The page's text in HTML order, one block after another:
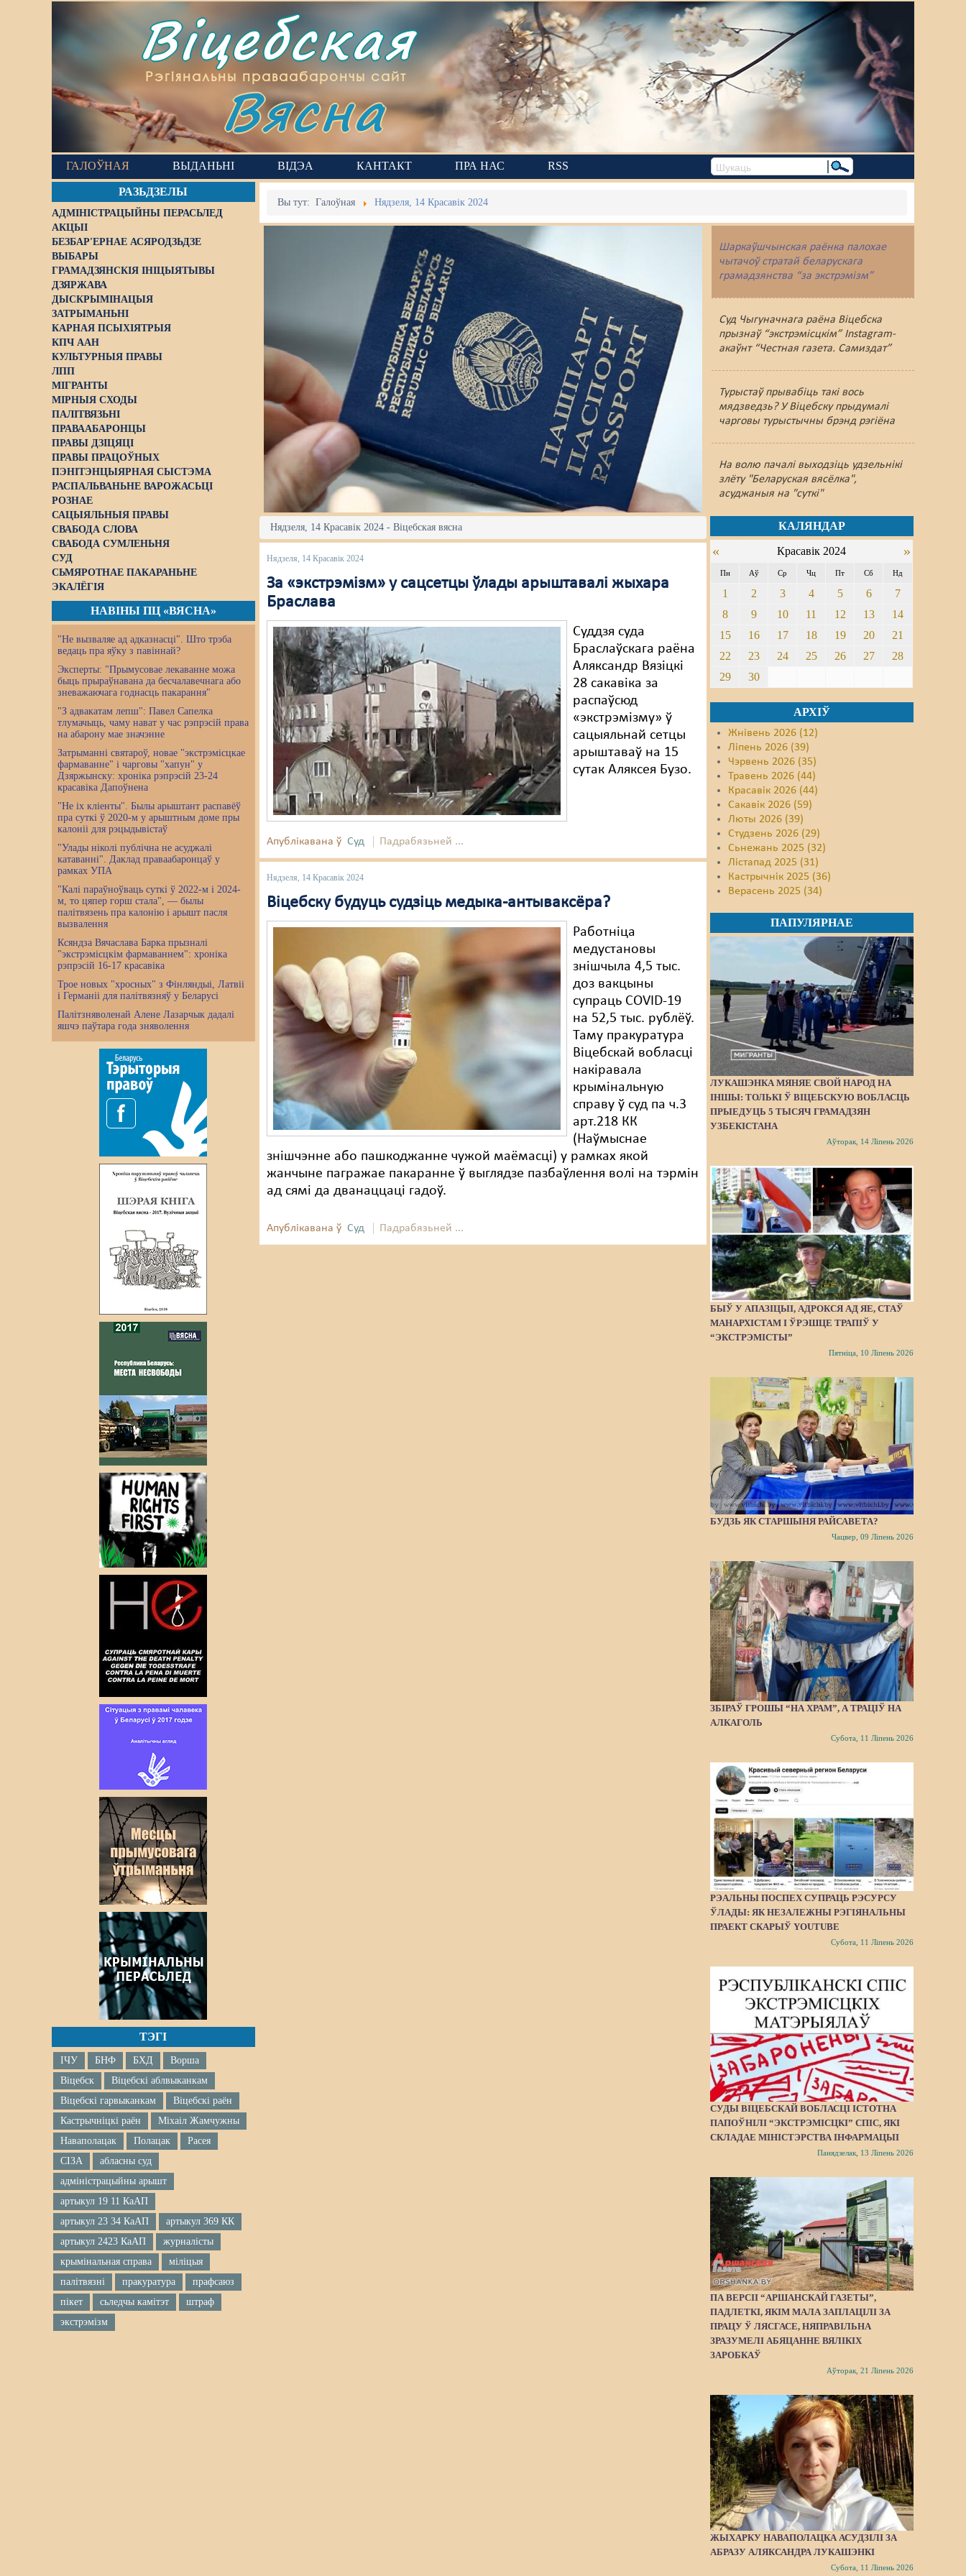
Віцебская
Рэгіянальны праваабарончы сайт
Вясна
ГАЛОЎНАЯ ВЫДАНЬНІ ВІДЭА КАНТАКТ ПРА НАС RSS
РАЗЬДЗЕЛЫ
АДМІНІСТРАЦЫЙНЫ ПЕРАСЬЛЕД
АКЦЫІ
БЕЗБАР'ЕРНАЕ АСЯРОДЗЬДЗЕ
ВЫБАРЫ
ГРАМАДЗЯНСКІЯ ІНІЦЫЯТЫВЫ
ДЗЯРЖАВА
ДЫСКРЫМІНАЦЫЯ
ЗАТРЫМАНЬНІ
КАРНАЯ ПСЫХІЯТРЫЯ
КПЧ ААН
КУЛЬТУРНЫЯ ПРАВЫ
ЛПП
МІГРАНТЫ
МІРНЫЯ СХОДЫ
ПАЛІТВЯЗЬНІ
ПРАВААБАРОНЦЫ
ПРАВЫ ДЗІЦЯЦІ
ПРАВЫ ПРАЦОЎНЫХ
ПЭНІТЭНЦЫЯРНАЯ СЫСТЭМА
РАСПАЛЬВАНЬНЕ ВАРОЖАСЬЦІ
РОЗНАЕ
САЦЫЯЛЬНЫЯ ПРАВЫ
СВАБОДА СЛОВА
СВАБОДА СУМЛЕНЬНЯ
СУД
СЬМЯРОТНАЕ ПАКАРАНЬНЕ
ЭКАЛЁГІЯ
НАВІНЫ ПЦ «ВЯСНА»
"Не вызваляе ад адказнасці". Што трэба
ведаць пра яўку з павіннай?
Эксперты: "Прымусовае лекаванне можа
быць прыраўнавана да бесчалавечнага або
зневажаючага годнасць пакарання"
"З адвакатам лепш": Павел Сапелка
тлумачыць, чаму нават у час рэпрэсій права
на абарону мае значэнне
Затрыманні святароў, новае "экстрэмісцкае
фармаванне" і чарговы "хапун" у
Дзяржынску: хроніка рэпрэсій 23-24
красавіка Дапоўнена
"Не іх кліенты". Былы арыштант распавёў
пра суткі ў 2020-м у арыштным доме пры
калоніі для рэцыдывістаў
"Улады ніколі публічна не асуджалі
катаванні". Даклад праваабаронцаў у
рамках УПА
"Калі параўноўваць суткі ў 2022-м і 2024-
м, то цяпер горш стала", — былы
палітвязень пра калонію і арышт пасля
вызвалення
Ксяндза Вячаслава Барка прызналі
"экстрэмісцкім фармаваннем": хроніка
рэпрэсій 16-17 красавіка
Трое новых "хросных" з Фінляндыі, Латвіі
і Германіі для палітвязняў у Беларусі
Палітзняволенай Алене Лазарчык дадалі
яшчэ паўтара года зняволення
ТЭГІ
ІЧУ БНФ БХД
Ворша
Віцебск
Віцебскі аблвыканкам
Віцебскі гарвыканкам
Віцебскі раён
Кастрычніцкі раён
Міхаіл Жамчужны
Наваполацак
Полацак
Расея
СІЗА
абласны суд
адміністрацыйны арышт
артыкул 19 11 КаАП
артыкул 23 34 КаАП
артыкул 369 КК
артыкул 2423 КаАП
журналісты
крымінальная справа
міліцыя
палітвязні
пракуратура
прафсаюз
пікет
сьледчы камітэт
штраф
экстрэмізм
Вы тут:Галоўная Нядзеля, 14 Красавік 2024
Шаркаўшчынская раёнка палохае
чытачоў стратай беларускага
грамадзянства “за экстрэмізм”
Суд Чыгуначнага раёна Віцебска
прызнаў “экстрэмісцкім” Instagram-
акаўнт “Честная газета. Самиздат”
Турыстаў прывабіць такі вось
мядзведзь? У Віцебску прыдумалі
чарговы турыстычны брэнд рэгіёна
На волю пачалі выходзіць удзельнікі
злёту "Беларуская вясёлка",
асуджаныя на "суткі"
Нядзеля, 14 Красавік 2024 - Віцебская вясна
Нядзеля, 14 Красавік 2024
За «экстрэмізм» у сацсетцы ўлады арыштавалі жыхара
Браслава
Суддзя суда
Браслаўскага раёна
Аляксандр Вязіцкі
28 сакавіка за
распаўсюд
«экстрэмізму» ў
сацыяльнай сетцы
арыштаваў на 15
сутак Аляксея Бузо.
Апублікавана ў Суд Падрабязьней ...
Нядзеля, 14 Красавік 2024
Віцебску будуць судзіць медыка-антываксёра?
Работніца
медустановы
знішчыла 4,5 тыс.
доз вакцыны
супраць COVID-19
на 52,5 тыс. рублёў.
Таму пракуратура
Віцебскай вобласці
накіравала
крымінальную
справу ў суд па ч.3
арт.218 КК
(Наўмыснае
знішчэнне або пашкоджанне чужой маёмасці) у рамках якой
жанчыне пагражае пакаранне ў выглядзе пазбаўлення волі на тэрмін
ад сямі да дванаццаці гадоў.
Апублікавана ў Суд Падрабязьней ...
КАЛЯНДАР
« Красавік 2024 »
Пн Аў Ср Чц Пт Сб Нд
1 2 3 4 5 6
7
8
9 10 11 12 13
14
15
16 17 18 19 20
21
22
23 24 25 26 27
28
29
30
АРХІЎ
Жнівень 2026 (12)
Ліпень 2026 (39)
Чэрвень 2026 (35)
Травень 2026 (44)
Красавік 2026 (44)
Сакавік 2026 (59)
Люты 2026 (39)
Студзень 2026 (29)
Сьнежань 2025 (32)
Лістапад 2025 (31)
Кастрычнік 2025 (36)
Верасень 2025 (34)
ПАПУЛЯРНАЕ
ЛУКАШЭНКА МЯНЯЕ СВОЙ НАРОД НА
ІНШЫ: ТОЛЬКІ Ў ВІЦЕБСКУЮ ВОБЛАСЦЬ
ПРЫЕДУЦЬ 5 ТЫСЯЧ ГРАМАДЗЯН
УЗБЕКІСТАНА
Аўторак, 14 Ліпень 2026
БЫЎ У АПАЗІЦЫІ, АДРОКСЯ АД ЯЕ, СТАЎ
МАНАРХІСТАМ І ЎРЭШЦЕ ТРАПІЎ У
“ЭКСТРЭМІСТЫ”
Пятніца, 10 Ліпень 2026
БУДЗЬ ЯК СТАРШЫНЯ РАЙСАВЕТА?
Чацвер, 09 Ліпень 2026
ЗБІРАЎ ГРОШЫ “НА ХРАМ”, А ТРАЦІЎ НА
АЛКАГОЛЬ
Субота, 11 Ліпень 2026
РЭАЛЬНЫ ПОСПЕХ СУПРАЦЬ РЭСУРСУ
ЎЛАДЫ: ЯК НЕЗАЛЕЖНЫ РЭГІЯНАЛЬНЫ
ПРАЕКТ СКАРЫЎ YOUTUBE
Субота, 11 Ліпень 2026
СУДЫ ВІЦЕБСКАЙ ВОБЛАСЦІ ІСТОТНА
ПАПОЎНІЛІ “ЭКСТРЭМІСЦКІ” СПІС, ЯКІ
СКЛАДАЕ МІНІСТЭРСТВА ІНФАРМАЦЫІ
Панядзелак, 13 Ліпень 2026
ПА ВЕРСІІ “АРШАНСКАЙ ГАЗЕТЫ”,
ПАДЛЕТКІ, ЯКІМ МАЛА ЗАПЛАЦІЛІ ЗА
ПРАЦУ Ў ЛЯСГАСЕ, НЯПРАВІЛЬНА
ЗРАЗУМЕЛІ АБЯЦАННЕ ВЯЛІКІХ
ЗАРОБКАЎ
Аўторак, 21 Ліпень 2026
ЖЫХАРКУ НАВАПОЛАЦКА АСУДЗІЛІ ЗА
АБРАЗУ АЛЯКСАНДРА ЛУКАШЭНКІ
Субота, 11 Ліпень 2026